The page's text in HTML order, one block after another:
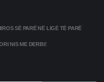
SË PARË NË LIGË TË PARË
NIS ME DERBI!